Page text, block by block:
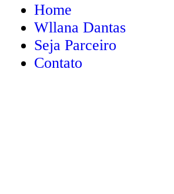
Home
Wllana Dantas
Seja Parceiro
Contato